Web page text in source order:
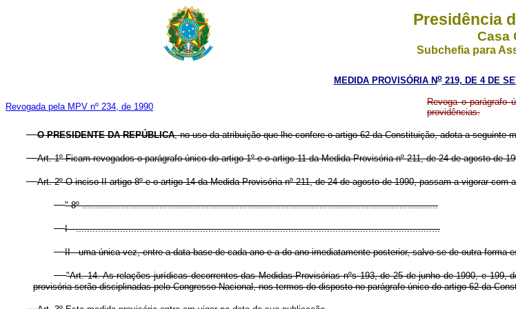
Presidência
Casa
Subchefia para
MEDIDA PROVISÓRIA No219, DE 4 DE
Revogada pela MPV nº 234, de 1990
Revoga o parágrafo
providências.
O PRESIDENTE DA REPÚBLICA, no uso da atribuição que lhe confere o artigo 62 da Constituição, adota a seguinte
Art. 1º Ficam revogados o parágrafo único do artigo 1º e o artigo 11 da Medida Provisória nº 211, de 24 de agosto de
Art. 2º O inciso II artigo 8º e o artigo 14 da Medida Provisória nº 211, de 24 de agosto de 1990, passam a vigorar com
" 8º .................................................................................................................................
I - ....................................................................................................................................
II - uma única vez, entre a data-base de cada ano e a do ano imediatamente posterior, salvo se de outra
"Art. 14. As relações jurídicas decorrentes das Medidas Provisórias nºs 193, de 25 de junho de 1990, e
provisória serão disciplinadas pelo Congresso Nacional, nos termos do disposto no parágrafo único do artigo 62 da